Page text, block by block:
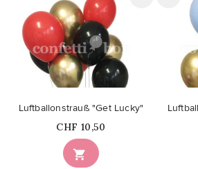

Luftballonstrauß "Get Lucky"
Price
CHF 10,50